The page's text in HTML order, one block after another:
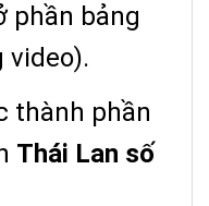
phần bảng
video).
thành phần
Thái Lan số